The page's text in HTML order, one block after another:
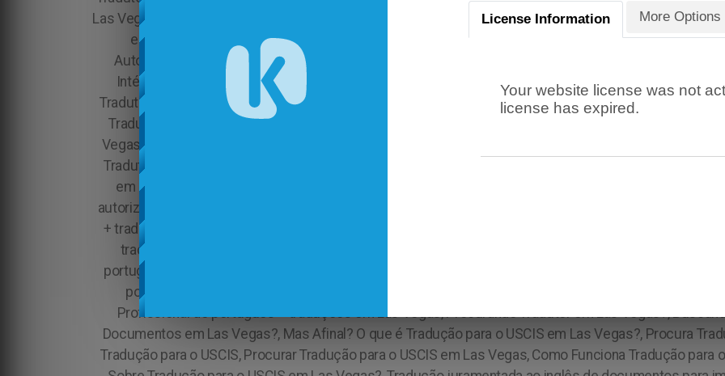
License Information More Options
Your website license was not
license has expired.